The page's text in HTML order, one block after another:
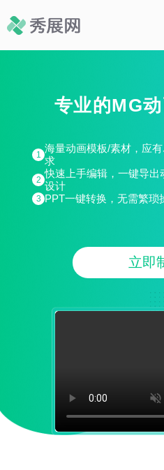
专业的MG
1
海量动画模板/素材，应
求
2
快速上手编辑，一键导
设计
3 PPT一键转换，无需繁琐
立即